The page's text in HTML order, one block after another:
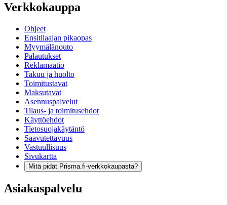
Verkkokauppa
Ohjeet
Ensitilaajan pikaopas
Myymälänouto
Palautukset
Reklamaatio
Takuu ja huolto
Toimitustavat
Maksutavat
Asennuspalvelut
Tilaus- ja toimitusehdot
Käyttöehdot
Tietosuojakäytäntö
Saavutettavuus
Vastuullisuus
Sivukartta
Mitä pidät Prisma.fi-verkkokaupasta?
Asiakaspalvelu